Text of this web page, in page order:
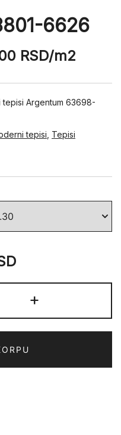
6626
RSD/m2
tepisi Argentum 63698-
tepisi Tepisi
+